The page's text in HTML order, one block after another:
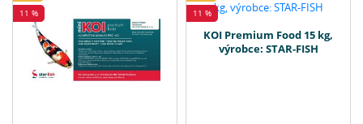
11 %
11 %
KOI Premium Food 15 kg,
výrobce: STAR-FISH